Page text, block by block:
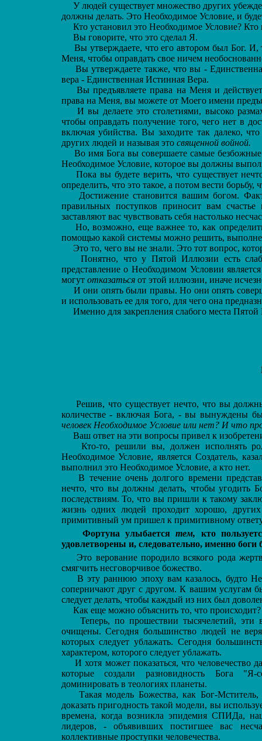
У людей существует множество других
должны делать. Это Необходимое Условие, и
Кто установил это Необходимое Условие? Кто
Вы говорите, что это сделал Я.
Вы утверждаете, что его автором был Бог. И,
Меня, чтобы оправдать свое ничем
Вы утверждаете также, что вы -
вера - Единственная Истинная Вера.
Вы предъявляете права на Меня и
права на Меня, вы можете от Моего имени
И вы делаете это столетиями, высоко
чтобы оправдать получение того, чего нет в
включая убийства. Вы заходите так далеко,
других людей и называя это священной войной.
Во имя Бога вы совершаете самые
Необходимое Условие, которое вы должны
Пока вы будете верить, что существует
определить, что это такое, а потом вести борьбу,
Достижение становится вашим богом.
правильных поступков приносит вам
заставляют вас чувствовать себя настолько
Но, возможно, еще важнее то, как
помощью какой системы можно решить,
Это то, чего вы не знали. Это тот вопрос,
Понятно, что у Пятой Иллюзии есть
представление о Необходимом Условии
могут отказатьсяот этой иллюзии, иначе
И они опять были правы. Но они опять
и использовать ее для того, для чего она
Именно для закрепления слабого места
Решив, что существует нечто, что вы
количестве - включая Бога, - вы вынуждены
человек Необходимое Условие или нет? И что
Ваш ответ на эти вопросы привел к
Кто-то, решили вы, должен исполнять
Необходимое Условие, является Создатель,
выполнил это Необходимое Условие, а кто нет.
В течение очень долгого времени
нечто, что вы должны делать, чтобы угодить
последствиям. То, что вы пришли к такому
жизнь одних людей проходит хорошо,
примитивный ум пришел к примитивному
Фортуна улыбаетсятем, кто
удовлетворены и, следовательно, именно боги
Это верование породило всякого рода
смягчить несговорчивое божество.
В эту раннюю эпоху вам казалось, будто
соперничают друг с другом. К вашим услугам
следует делать, чтобы каждый из них был
Как еще можно объяснить то, что происходит?
Теперь, по прошествии тысячелетий, эти
очищены. Сегодня большинство людей не
которых следует ублажать. Сегодня
характером, которого следует ублажать.
И хотя может показаться, что человечество
которые создали разновидность Бога "Я-
доминировать в теологиях планеты.
Такая модель Божества, как Бог-Мститель,
доказать пригодность такой модели, вы
времена, когда возникла эпидемия СПИДа,
лидеров, - объявивших постигшее вас
коллективные проступки человечества.